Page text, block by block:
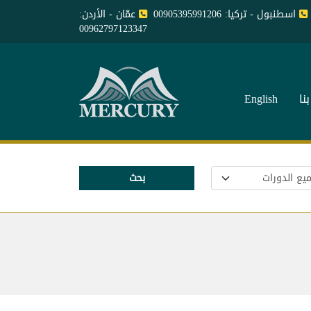
اسطنبول - تركيا: 00905395991206 عمّان - الأردن:
00962797123347
English
بحث